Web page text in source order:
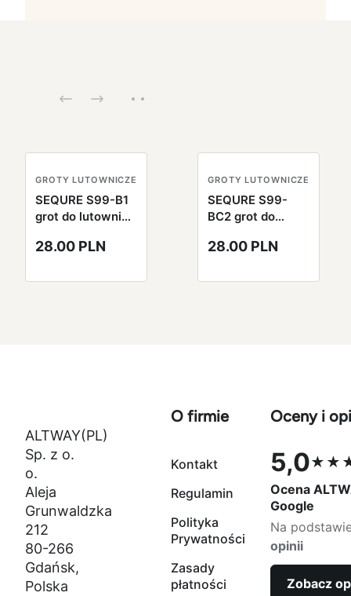
GROTY LUTOWNICZE
SEQURE S99-B1
grot do lutownicy
28.00 PLN
GROTY LUTOWNICZE
SEQURE S99-
BC2 grot do
28.00 PLN
ALTWAY(PL)
Sp. z o.
o.
Aleja
Grunwaldzka
212
80-266
Gdańsk,
Polska
O firmie
Kontakt
Regulamin
Polityka
Prywatności
Zasady
płatności
Oceny i
5,0
Ocena 5,0
Ocena
Google
Na
opinii
Zobacz